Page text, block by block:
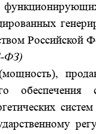
Российской
ФЗ)
обеспечения